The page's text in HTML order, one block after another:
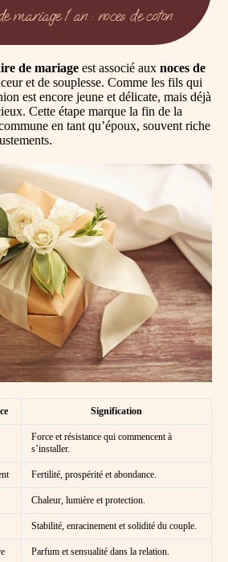
mariage 1 an : noces de coton
de mariage est associé aux noces de
et de souplesse. Comme les fils qui
est encore jeune et délicate, mais déjà
Cette étape marque la fin de la
en tant qu’époux, souvent riche
Signification
Force et résistance qui commencent à
s’installer.
Fertilité, prospérité et abondance.
Chaleur, lumière et protection.
Stabilité, enracinement et solidité du couple.
Parfum et sensualité dans la relation.